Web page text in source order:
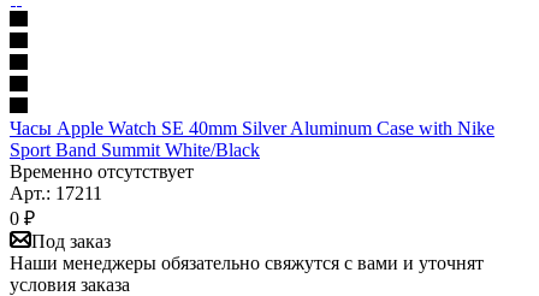
Часы Apple Watch SE 40mm Silver Aluminum Case with Nike
Sport Band Summit White/Black
Временно отсутствует
Арт.: 17211
0 ₽
Под заказ
Наши менеджеры обязательно свяжутся с вами и уточнят
условия заказа